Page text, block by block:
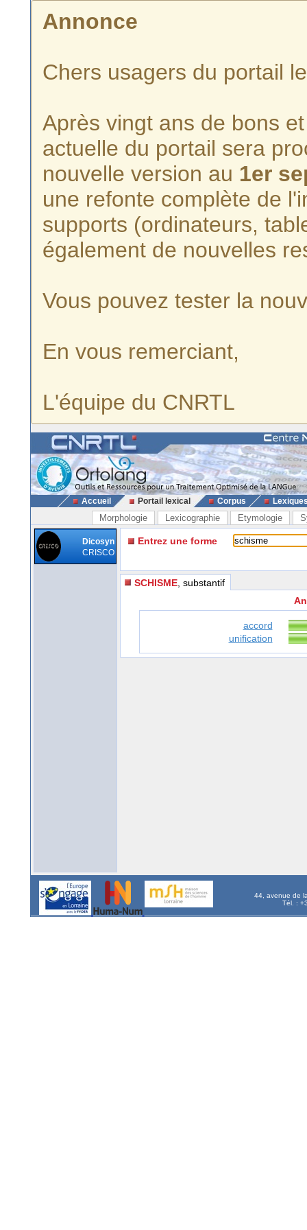
Annonce
Chers usagers du portail
Après vingt ans de bons
actuelle du portail sera
nouvelle version au 1er
une refonte complète de
supports (ordinateurs,
également de nouvelles
Vous pouvez tester la
En vous remerciant,
L'équipe du CNRTL
Accueil Portail lexical Corpus
Morphologie Lexicographie Etymologie
Dicosyn
CRISCO
Entrez une forme
SCHISME , substantif
accord
unification
44, avenue de
Tél. :